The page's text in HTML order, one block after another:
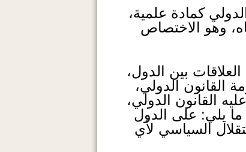
كمادة علمية،
وهو الاختصاص
بين الدول،
القانون الدولي،
القانون الدولي،
ما يلي: على الدول
السياسي لأي